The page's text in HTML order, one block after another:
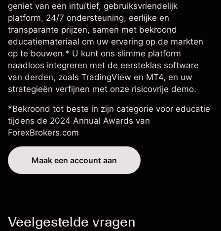
geniet van een intuïtief, gebruiksvriendelijk
platform, 24/7 ondersteuning, eerlijke en
transparante prijzen, samen met bekroond
educatiemateriaal om uw ervaring op de markten
op te bouwen.* U kunt ons slimme platform
naadloos integreren met de eersteklas software
van derden, zoals TradingView en MT4, en uw
strategieën verfijnen met onze risicovrije demo.
*Bekroond tot beste in zijn categorie voor educatie
tijdens de 2024 Annual Awards van
ForexBrokers.com
Maak een account aan
Veelgestelde vragen